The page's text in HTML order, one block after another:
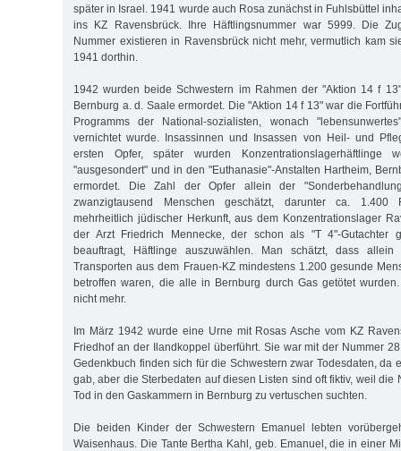
später in Israel. 1941 wurde auch Rosa zunächst in Fuhlsbüttel
ins KZ Ravensbrück. Ihre Häftlingsnummer war 5999. Die
Nummer existieren in Ravensbrück nicht mehr, vermutlich kam
1941 dorthin.
1942 wurden beide Schwestern im Rahmen der "Aktion 14 f
Bernburg a. d. Saale ermordet. Die "Aktion 14 f 13" war die
Programms der National-sozialisten, wonach
vernichtet wurde. Insassinnen und Insassen von Heil- und
ersten Opfer, später wurden Konzentrationslagerhäftlinge
"ausgesondert" und in den "Euthanasie"-Anstalten Hartheim,
ermordet. Die Zahl der Opfer allein der
zwanzigtausend Menschen geschätzt, darunter ca. 1.400
mehrheitlich jüdischer Herkunft, aus dem Konzentrationslager
der Arzt Friedrich Mennecke, der schon als "T 4"-Gutachter
beauftragt, Häftlinge auszuwählen. Man schätzt, dass
Transporten aus dem Frauen-KZ mindestens 1.200 gesunde
betroffen waren, die alle in Bernburg durch Gas getötet
nicht mehr.
Im März 1942 wurde eine Urne mit Rosas Asche vom KZ
Friedhof an der Ilandkoppel überführt. Sie war mit der Nummer
Gedenkbuch finden sich für die Schwestern zwar Todesdaten, da
gab, aber die Sterbedaten auf die­sen Listen sind oft fiktiv, weil die
Tod in den Gaskammern in Bernburg zu vertuschen suchten.
Die beiden Kinder der Schwestern Emanuel lebten
Waisenhaus. Die Tante Bertha Kahl, geb. Emanuel, die in einer